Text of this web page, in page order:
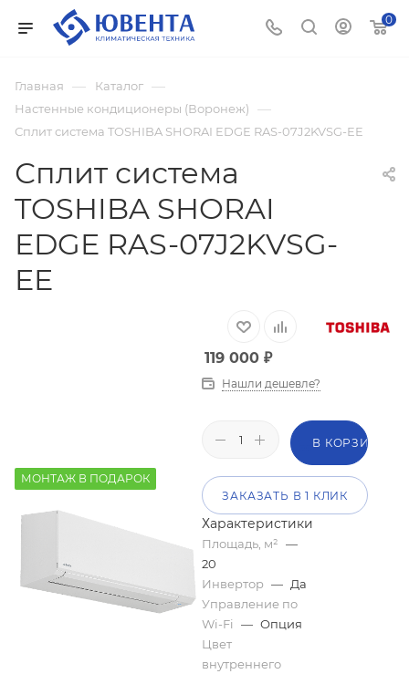
0
Главная — Каталог —
Настенные кондиционеры (Воронеж) —
Сплит система TOSHIBA SHORAI EDGE RAS-07J2KVSG-EE
Сплит система
TOSHIBA SHORAI
EDGE RAS-07J2KVSG-
EE
МОНТАЖ В ПОДАРОК
119 000 ₽
Нашли дешевле?
В КОРЗИНУ
ЗАКАЗАТЬ В 1 КЛИК
Характеристики
Площадь, м² —
20
Инвертор — Да
Управление по
Wi-Fi
— Опция
Цвет
внутреннего